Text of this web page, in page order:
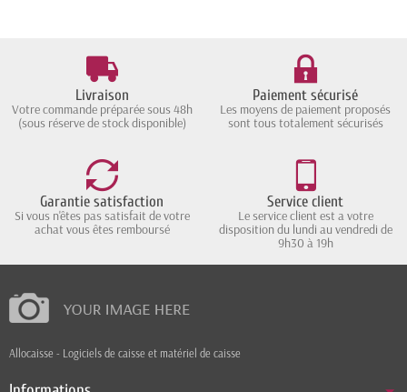
Livraison
Votre commande préparée sous 48h
(sous réserve de stock disponible)
Paiement sécurisé
Les moyens de paiement proposés
sont tous totalement sécurisés
Garantie satisfaction
Si vous n'êtes pas satisfait de votre
achat vous êtes remboursé
Service client
Le service client est a votre
disposition du lundi au vendredi de
9h30 à 19h
Allocaisse - Logiciels de caisse et matériel de caisse